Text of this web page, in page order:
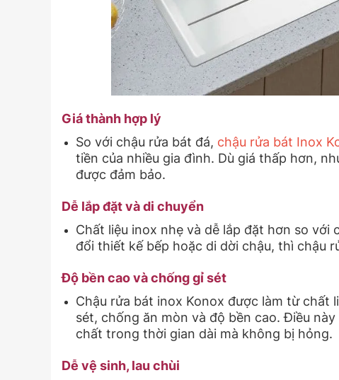
Giá thành hợp lý
So với chậu rửa bát đá, chậu rửa bát Inox
tiền của nhiều gia đình. Dù giá thấp hơn,
được đảm bảo.
Dễ lắp đặt và di chuyển
Chất liệu inox nhẹ và dễ lắp đặt hơn so
đổi thiết kế bếp hoặc di dời chậu, thì chậu
Độ bền cao và chống gỉ sét
Chậu rửa bát inox Konox được làm từ chất
sét, chống ăn mòn và độ bền cao. Điều
chất trong thời gian dài mà không bị hỏng.
Dễ vệ sinh, lau chùi